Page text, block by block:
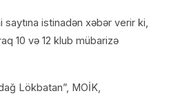
saytına istinadən xəbər verir ki,
10 və 12 klub mübarizə
Lökbatan”, MOİK,